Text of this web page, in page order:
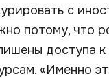
с
потому, что
доступа
«Именно